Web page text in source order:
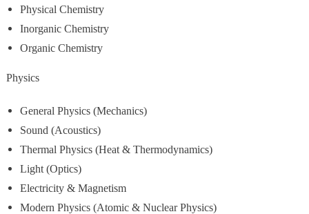
Physical Chemistry
Inorganic Chemistry
Organic Chemistry
Physics
General Physics (Mechanics)
Sound (Acoustics)
Thermal Physics (Heat & Thermodynamics)
Light (Optics)
Electricity & Magnetism
Modern Physics (Atomic & Nuclear Physics)